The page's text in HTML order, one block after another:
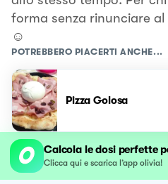
forma senza rinunciare
☺️
POTREBBERO PIACERTI ANCHE...
Pizza Golosa
Calcola le dosi perfette
Clicca qui e scarica l’app olivia!